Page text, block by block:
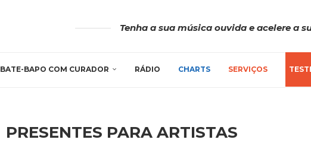
Tenha a sua música ouvida e acelere a
BATE-BAPO COM CURADOR RÁDIO CHARTS SERVIÇOS
PRESENTES PARA ARTISTAS